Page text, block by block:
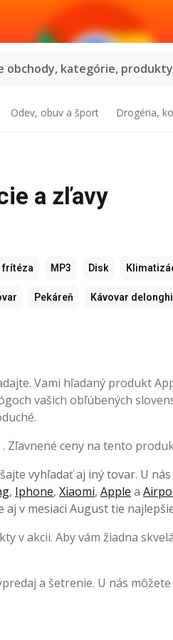
obchody, kategórie,
Odev, obuv a šport Drogéria,
a zľavy
frítéza MP3 Disk
Pekáreň Kávovar delonghi
Vami hľadaný produkt
vašich obľúbených
ceny na tento
vyhľadať aj iný tovar. U
, Iphone, Xiaomi, Apple a
v mesiaci August tie
v akcii. Aby vám žiadna
a šetrenie. U nás